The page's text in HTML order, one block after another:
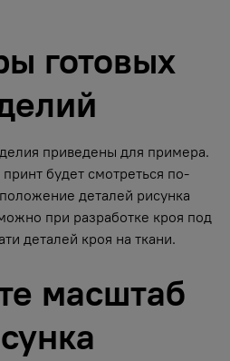
готовых
приведены для примера.
будет смотреться по-
деталей рисунка
при разработке кроя под
деталей кроя на ткани.
масштаб